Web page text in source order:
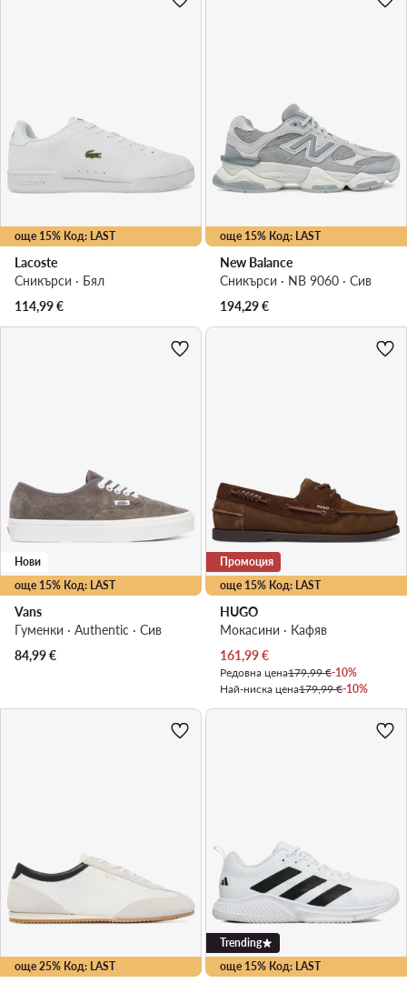
още 15% Код: LAST
Lacoste
Сникърси · Бял
114,99€
още 15% Код: LAST
New Balance
Сникърси · NB 9060 · Сив
194,29€
още 15% Код: LAST
Нови
Vans
Гуменки · Authentic · Сив
84,99€
още 15% Код: LAST
Промоция
HUGO
Мокасини · Кафяв
Актуална цена
161,99€
Редовна цена179,99 €-10%
Най-ниска цена179,99 €-10%
още 25% Код: LAST още 15% Код: LAST
Trending